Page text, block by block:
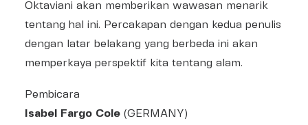
Oktaviani akan memberikan wawasan menarik
tentang hal ini. Percakapan dengan kedua penulis
dengan latar belakang yang berbeda ini akan
memperkaya perspektif kita tentang alam.
Pembicara
Isabel Fargo Cole (GERMANY)